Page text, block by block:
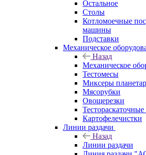
Остальное
Столы
Котломоечные
машины
Подставки
Механическое
Назад
Механическое
Тестомесы
Миксеры
Мясорубки
Овощерезки
Картофелечистки
Линии раздачи
Назад
Линии раздачи